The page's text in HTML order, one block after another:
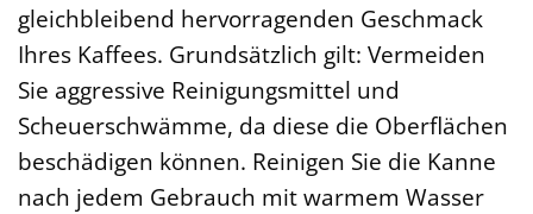
gleichbleibend hervorragenden Geschmack
Ihres Kaffees. Grundsätzlich gilt: Vermeiden
Sie aggressive Reinigungsmittel und
Scheuerschwämme, da diese die Oberflächen
beschädigen können. Reinigen Sie die Kanne
nach jedem Gebrauch mit warmem Wasser